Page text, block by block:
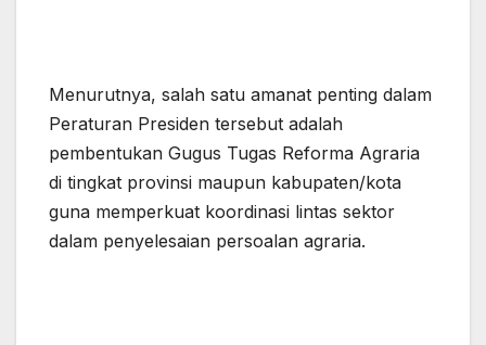
Menurutnya, salah satu amanat penting dalam
Peraturan Presiden tersebut adalah
pembentukan Gugus Tugas Reforma Agraria
di tingkat provinsi maupun kabupaten/kota
guna memperkuat koordinasi lintas sektor
dalam penyelesaian persoalan agraria.